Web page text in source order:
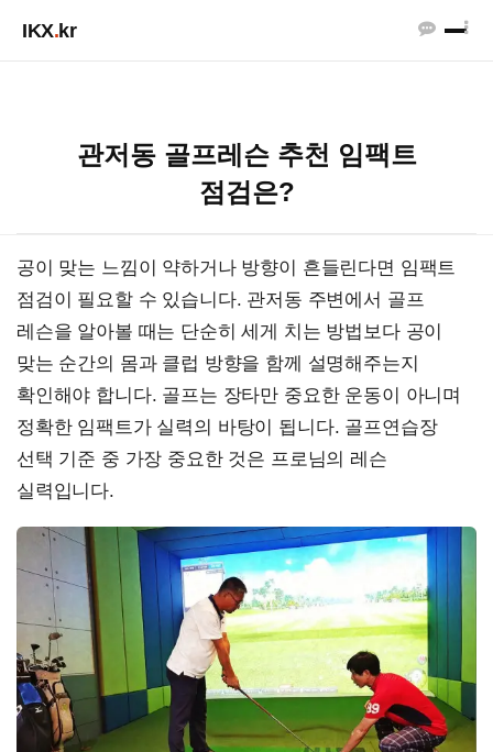
IKX.kr
관저동 골프레슨 추천 임팩트
점검은?
공이 맞는 느낌이 약하거나 방향이 흔들린다면 임팩트
점검이 필요할 수 있습니다. 관저동 주변에서 골프
레슨을 알아볼 때는 단순히 세게 치는 방법보다 공이
맞는 순간의 몸과 클럽 방향을 함께 설명해주는지
확인해야 합니다. 골프는 장타만 중요한 운동이 아니며
정확한 임팩트가 실력의 바탕이 됩니다. 골프연습장
선택 기준 중 가장 중요한 것은 프로님의 레슨
실력입니다.